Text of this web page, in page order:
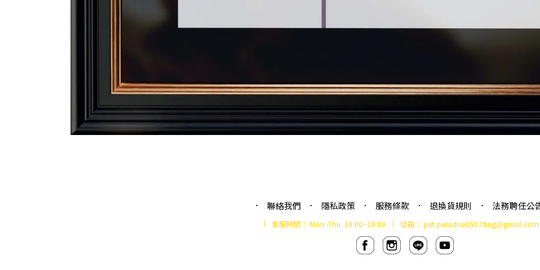
聯絡我們 隱私政策 服務條款 退換貨規則 法務聘任公
客服時間： Mon.-Thu. 10:00~18:00 信箱： pet.paradise0507.ting@gmail.com